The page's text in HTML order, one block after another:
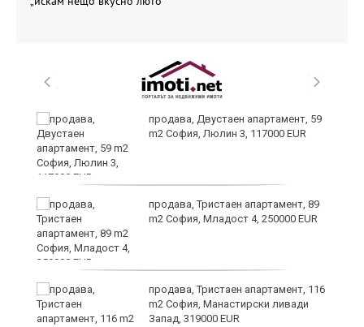
продава, Двустаен апартамент, 59
m2 София, Люлин 3, 117000 EUR
продава, Тристаен апартамент, 89
m2 София, Младост 4, 250000 EUR
продава, Тристаен апартамент, 116
m2 София, Манастирски ливади
Запад, 319000 EUR